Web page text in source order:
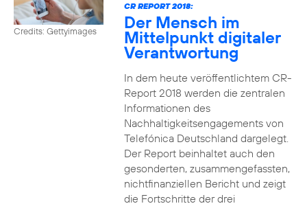
Credits: Gettyimages
CR REPORT 2018:
Der Mensch im
Mittelpunkt digitaler
Verantwortung
In dem heute veröffentlichtem CR-
Report 2018 werden die zentralen
Informationen des
Nachhaltigkeitsengagements von
Telefónica Deutschland dargelegt.
Der Report beinhaltet auch den
gesonderten, zusammengefassten,
nichtfinanziellen Bericht und zeigt
die Fortschritte der drei